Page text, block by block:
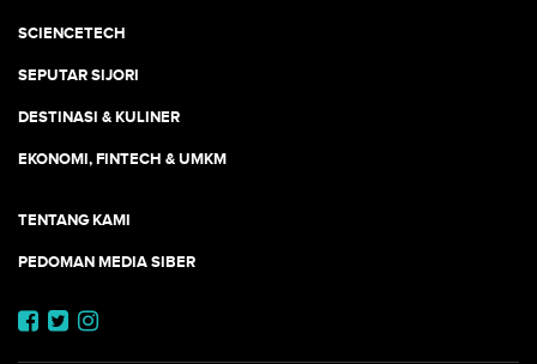
SCIENCETECH
SEPUTAR SIJORI
DESTINASI & KULINER
EKONOMI, FINTECH & UMKM
TENTANG KAMI
PEDOMAN MEDIA SIBER